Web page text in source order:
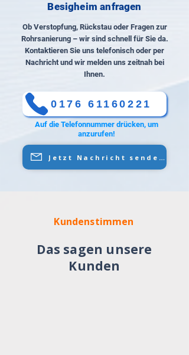
Besigheim anfragen
Ob Verstopfung, Rückstau oder Fragen zur
Rohrsanierung – wir sind schnell für Sie da.
Kontaktieren Sie uns telefonisch oder per
Nachricht und wir melden uns zeitnah bei
Ihnen.
0176 61160221
Auf die Telefonnummer drücken, um
anzurufen!
Jetzt Nachricht senden
Das sagen unsere
Kunden
Kundenstimmen